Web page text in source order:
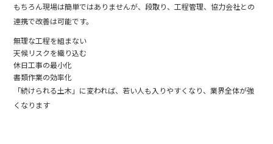
もちろん現場は簡単ではありませんが、段取り、工程管理、協力会社との
連携で改善は可能です。
無理な工程を組まない
天候リスクを織り込む
休日工事の最小化
書類作業の効率化
「続けられる土木」に変われば、若い人も入りやすくなり、業界全体が強
くなります